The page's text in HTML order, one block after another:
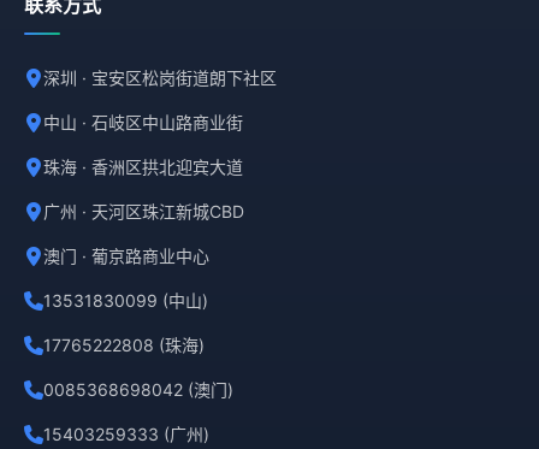
联系方式
深圳 · 宝安区松岗街道朗下社区
中山 · 石岐区中山路商业街
珠海 · 香洲区拱北迎宾大道
广州 · 天河区珠江新城CBD
澳门 · 葡京路商业中心
13531830099 (中山)
17765222808 (珠海)
0085368698042 (澳门)
15403259333 (广州)